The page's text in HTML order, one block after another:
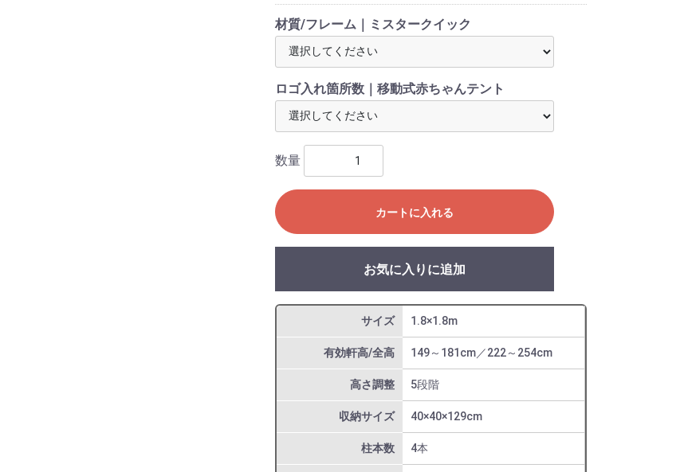
材質/フレーム｜ミスタークイック
ロゴ入れ箇所数｜移動式赤ちゃんテント
数量
カートに入れる
お気に入りに追加
サイズ 1.8×1.8m
有効軒高/全高 149～181cm／222～254cm
高さ調整 5段階
収納サイズ 40×40×129cm
柱本数 4本